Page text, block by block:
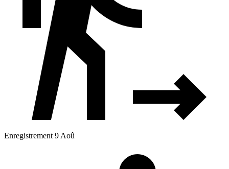
Enregistrement 9 Aoû